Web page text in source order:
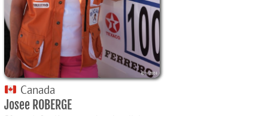
Canada
Josee ROBERGE